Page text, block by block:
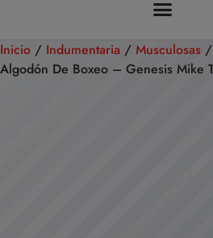
Inicio / Indumentaria / Musculosas /
Algodón De Boxeo – Genesis Mike